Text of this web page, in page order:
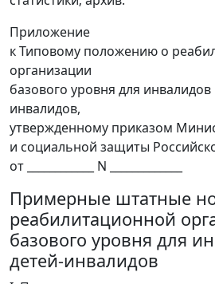
Приложение
к Типовому положению о
организации
базового уровня для
инвалидов,
утвержденному приказом
и социальной защиты
от ____________ N _____________
Примерные штатные
реабилитационной
базового уровня для
детей-инвалидов